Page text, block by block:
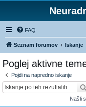
FAQ
Seznam forumov Iskanje
Poglej aktivne
Pojdi na napredno iskanje
Našli